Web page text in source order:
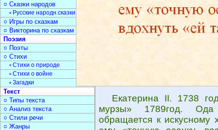
Екатерина II. 1738
мурзы» 1789год.
обращается к искусному
○ Сказки народов
▫ Русские народн.сказки
○ Игры по сказкам
○ Викторина по сказкам
Поэзия
○ Поэты
○ Стихи
▫ Стихи о природе
▫ Стихи о войне
▫ Загадки
Текст
○ Типы текста
○ Анализ текста
○ Стили речи
○ Жанры